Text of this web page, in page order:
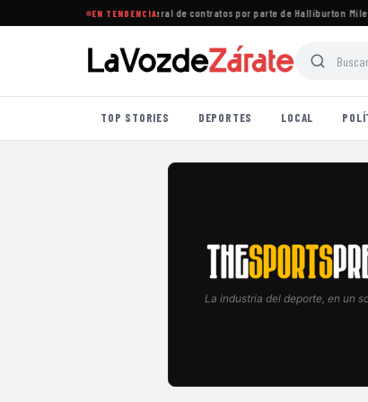
EN TENDENCIA
rechazan recorte unilateral de contratos por parte de Halliburton·Milei
TOP STORIES DEPORTES LOCAL
La industria del deporte, en un